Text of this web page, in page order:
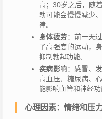
高；30岁之后，随
勃可能会慢慢减少
律。
身体疲劳：前一天
了高强度的运动，
抑制勃起功能。
疾病影响：感冒、
高血压、糖尿病、
能影响血管和神经功
心理因素：情绪和压力